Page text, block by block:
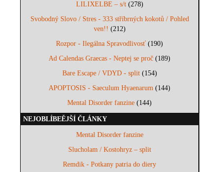
LILIXELBE – s/t(278)
Svobodný Slovo / Stres - 333 stříbrných kokotů / Pohled
ven!! (212)
Rozpor - Ilegálna Spravodlivosť (190)
Ad Calendas Graecas - Neptej se proč (189)
Bare Escape / VDYD - split(154)
APOPTOSIS - Saeculum Hyaenarum (144)
Mental Disorder fanzine (144)
NEJOBLÍBEĚJŠÍ ČLÁNKY
Mental Disorder fanzine
Slucholam / Kostohryz – split
Remdik - Potkany patria do diery